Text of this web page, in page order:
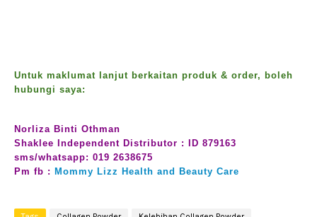
Untuk maklumat lanjut berkaitan produk & order, boleh
hubungi saya:
Norliza Binti Othman
Shaklee Independent Distributor : ID 879163
sms/whatsapp: 019 2638675
Pm fb : Mommy Lizz Health and Beauty Care